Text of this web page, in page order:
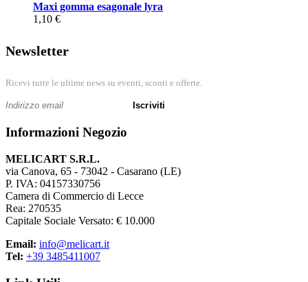
Maxi gomma esagonale lyra
1,10 €
Newsletter
Ricevi tutte le ultime news su eventi, sconti e offerte.
Iscriviti
Informazioni Negozio
MELICART S.R.L.
via Canova, 65 - 73042 - Casarano (LE)
P. IVA: 04157330756
Camera di Commercio di Lecce
Rea: 270535
Capitale Sociale Versato: € 10.000
Email: info@melicart.it
Tel: +39 3485411007